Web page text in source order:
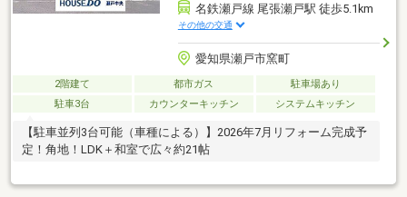
名鉄瀬戸線 尾張瀬戸駅 徒歩5.1km
その他の交通
愛知県瀬戸市窯町
2階建て 都市ガス
駐車場あり
駐車3台
カウンターキッチン システムキッチン
【駐車並列3台可能（車種による）】2026年7月リフォーム完成予
定！角地！LDK＋和室で広々約21帖